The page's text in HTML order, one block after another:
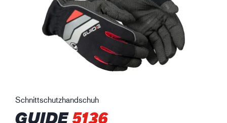
Schnittschutzhandschuh
GUIDE5136